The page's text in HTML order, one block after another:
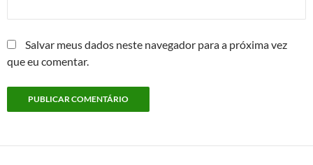
Salvar meus dados neste navegador para a próxima vez
que eu comentar.